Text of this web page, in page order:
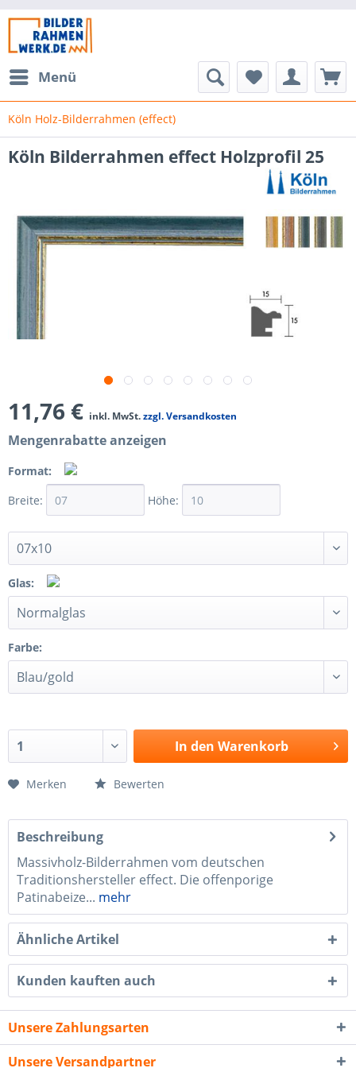
Menü
Köln Holz-Bilderrahmen (effect)
Köln Bilderrahmen effect Holzprofil 25
11,76 € inkl. MwSt.zzgl. Versandkosten
Mengenrabatte anzeigen
Format:
Breite:
Höhe:
Glas:
Farbe:
In den Warenkorb
Merken Bewerten
Beschreibung
Massivholz-Bilderrahmen vom deutschen
Traditionshersteller effect. Die offenporige
Patinabeize... mehr
Ähnliche Artikel
Kunden kauften auch
Unsere Zahlungsarten
Unsere Versandpartner